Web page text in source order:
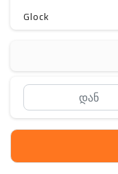
Glock
Lancer Tactical
SIG SAUER